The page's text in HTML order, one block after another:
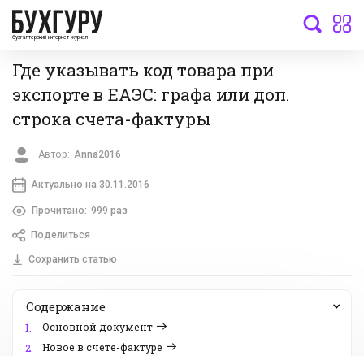
бухгалтерский интернет-журнал
Где указывать код товара при
экспорте в ЕАЭС: графа или доп.
строка счета-фактуры
Автор: Anna2016
Актуально на 30.11.2016
Прочитано: 999 раз
Поделиться
Сохранить статью
Содержание
1.
Основной документ
2.
Новое в счете-фактуре